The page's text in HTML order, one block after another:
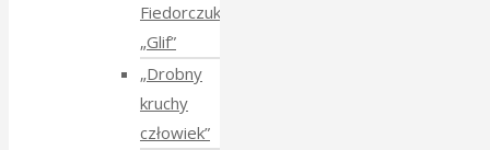
Fiedorczuk
„Glif”
„Drobny
kruchy
człowiek”